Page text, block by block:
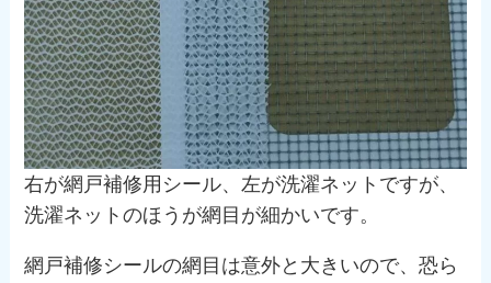
右が網戸補修用シール、左が洗濯ネットですが、
洗濯ネットのほうが網目が細かいです。
網戸補修シールの網目は意外と大きいので、恐ら